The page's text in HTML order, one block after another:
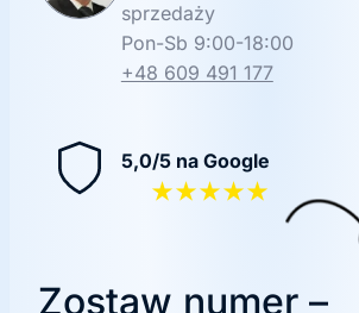
sprzedaży
Pon-Sb 9:00-18:00
+48 609 491 177
5,0/5 na Google
★★★★★
Zostaw numer –